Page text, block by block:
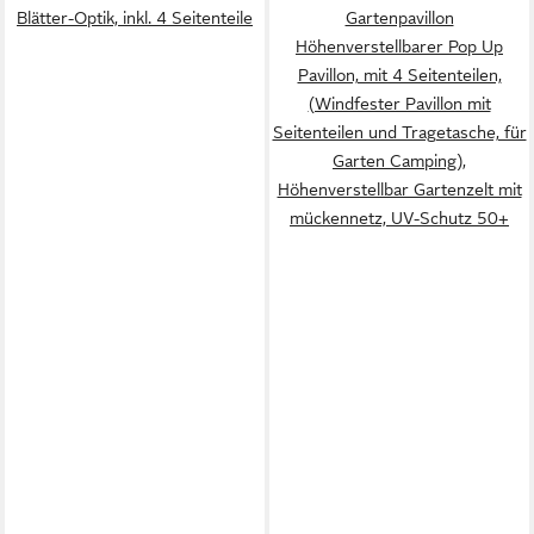
Blätter-Optik, inkl. 4 Seitenteile
Gartenpavillon
Höhenverstellbarer Pop Up
Pavillon, mit 4 Seitenteilen,
(Windfester Pavillon mit
Seitenteilen und Tragetasche, für
Garten Camping),
Höhenverstellbar Gartenzelt mit
mückennetz, UV-Schutz 50+